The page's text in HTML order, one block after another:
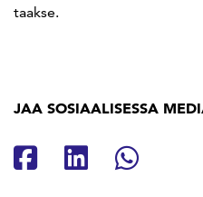
taakse.
JAA SOSIAALISESSA
Jaa Jaa Jaa